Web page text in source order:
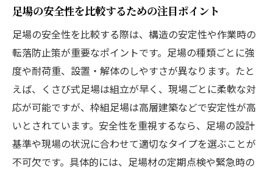
足場の安全性を比較するための注目ポイント
足場の安全性を比較する際は、構造の安定性や作業時の
転落防止策が重要なポイントです。足場の種類ごとに強
度や耐荷重、設置・解体のしやすさが異なります。たと
えば、くさび式足場は組立が早く、現場ごとに柔軟な対
応が可能ですが、枠組足場は高層建築などで安定性が高
いとされています。安全性を重視するなら、足場の設計
基準や現場の状況に合わせて適切なタイプを選ぶことが
不可欠です。具体的には、足場材の定期点検や緊急時の